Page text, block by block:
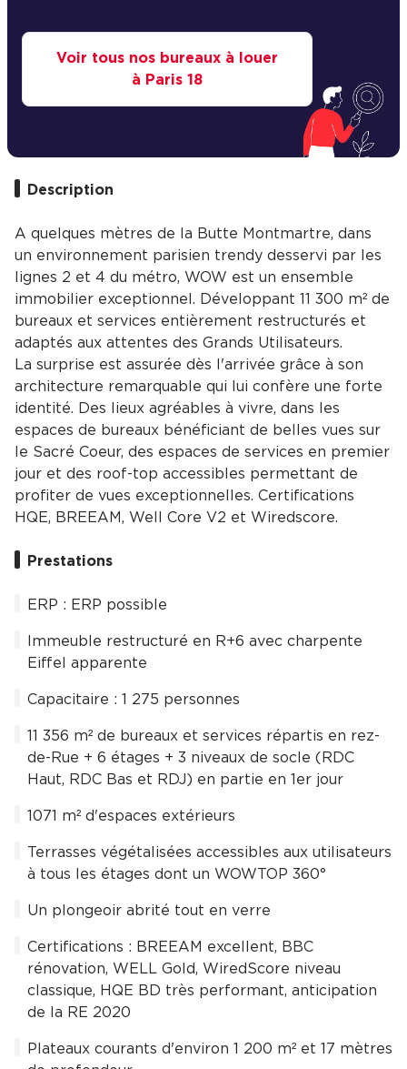
Voir tous nos bureaux à louer
à Paris 18
Description
A quelques mètres de la Butte Montmartre, dans
un environnement parisien trendy desservi par les
lignes 2 et 4 du métro, WOW est un ensemble
immobilier exceptionnel. Développant 11 300 m² de
bureaux et services entièrement restructurés et
adaptés aux attentes des Grands Utilisateurs.
La surprise est assurée dès l'arrivée grâce à son
architecture remarquable qui lui confère une forte
identité. Des lieux agréables à vivre, dans les
espaces de bureaux bénéficiant de belles vues sur
le Sacré Coeur, des espaces de services en premier
jour et des roof-top accessibles permettant de
profiter de vues exceptionnelles. Certifications
HQE, BREEAM, Well Core V2 et Wiredscore.
Prestations
ERP : ERP possible
Immeuble restructuré en R+6 avec charpente
Eiffel apparente
Capacitaire : 1 275 personnes
11 356 m² de bureaux et services répartis en rez-
de-Rue + 6 étages + 3 niveaux de socle (RDC
Haut, RDC Bas et RDJ) en partie en 1er jour
1071 m² d'espaces extérieurs
Terrasses végétalisées accessibles aux utilisateurs
à tous les étages dont un WOWTOP 360°
Un plongeoir abrité tout en verre
Certifications : BREEAM excellent, BBC
rénovation, WELL Gold, WiredScore niveau
classique, HQE BD très performant, anticipation
de la RE 2020
Plateaux courants d'environ 1 200 m² et 17 mètres